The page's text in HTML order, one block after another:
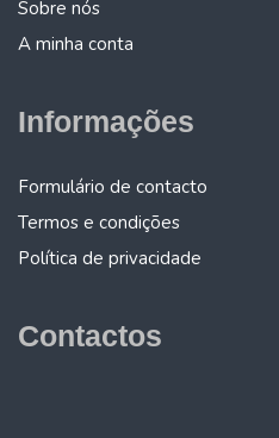
Sobre nós
A minha conta
Informações
Formulário de contacto
Termos e condições
Política de privacidade
Contactos